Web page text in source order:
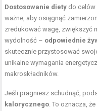
Dostosowanie diety do celów
ważne, aby osiągnąć
zredukować wagę, zwiększyć
wydolność – odpowiednie
skutecznie przystosować
unikalne wymagania
makroskładników.
Jeśli pragniesz schudnąć,
kalorycznego. To oznacza,